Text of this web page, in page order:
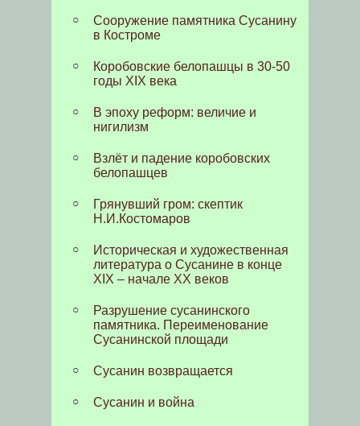
Сооружение памятника Сусанину
в Костроме
Коробовские белопашцы в 30-50
годы XIX века
В эпоху реформ: величие и
нигилизм
Взлёт и падение коробовских
белопашцев
Грянувший гром: скептик
Н.И.Костомаров
Историческая и художественная
литература о Сусанине в конце
XIX – начале XX веков
Разрушение сусанинского
памятника. Переименование
Сусанинской площади
Сусанин возвращается
Сусанин и война